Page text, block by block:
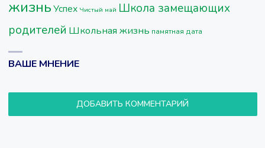
жизньУспех Чистый май Школа замещающих
родителей Школьная жизнь памятная дата
ВАШЕ МНЕНИЕ
ДОБАВИТЬ КОММЕНТАРИЙ